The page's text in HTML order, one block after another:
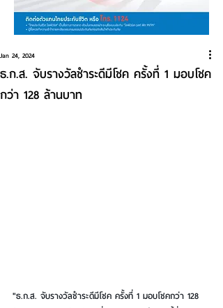
ธ.ก.ส. จับรางวัลชำระดีมีโชค ครั้งที่ 1 มอบโชค
กว่า 128 ล้านบาท
Jan 24, 2024
"ธ.ก.ส. จับรางวัลชำระดีมีโชค ครั้งที่ 1 มอบโชคกว่า 128